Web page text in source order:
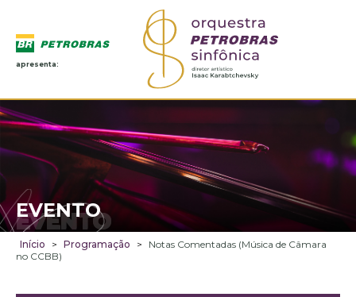
apresenta:
EVENTO
EVENTO
Início > Programação >
Notas Comentadas (Música de Câmara
no CCBB)